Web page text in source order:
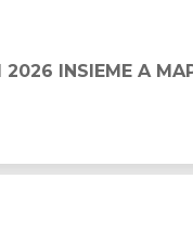
INSIEME A